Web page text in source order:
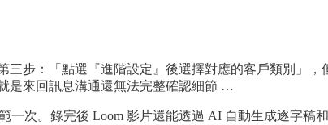
步：「點選『進階設定』後選擇對應的客戶類別」
是來回訊息溝通還無法完整確認細節 …
一次。錄完後 Loom 影片還能透過 AI 自動生成逐字